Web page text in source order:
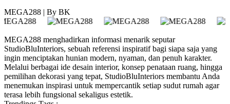
MEGA288 | By BK
MEGA288 menghadirkan informasi menarik seputar
StudioBluInteriors, sebuah referensi inspiratif bagi siapa saja yang
ingin menciptakan hunian modern, nyaman, dan penuh karakter.
Melalui berbagai ide desain interior, konsep penataan ruang, hingga
pemilihan dekorasi yang tepat, StudioBluInteriors membantu Anda
menemukan inspirasi untuk mempercantik setiap sudut rumah agar
terasa lebih fungsional sekaligus estetik.